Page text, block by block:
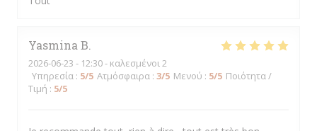
Yasmina B
2026-06-23 - 12:30 - καλεσμένοι 2
Υπηρεσία : 5/5 Ατμόσφαιρα : 3/5 Μενού : 5/5 Ποιότητα /
Τιμή : 5/5